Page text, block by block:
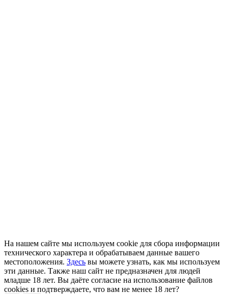
На нашем сайте мы используем cookie для сбора информации
технического характера и обрабатываем данные вашего
местоположения. Здесь вы можете узнать, как мы используем
эти данные. Также наш сайт не предназначен для людей
младше 18 лет. Вы даёте согласие на использование файлов
cookies и подтверждаете, что вам не менее 18 лет?